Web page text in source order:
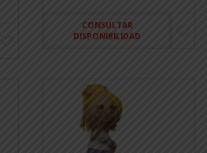
CONSULTAR
DISPONIBILIDAD